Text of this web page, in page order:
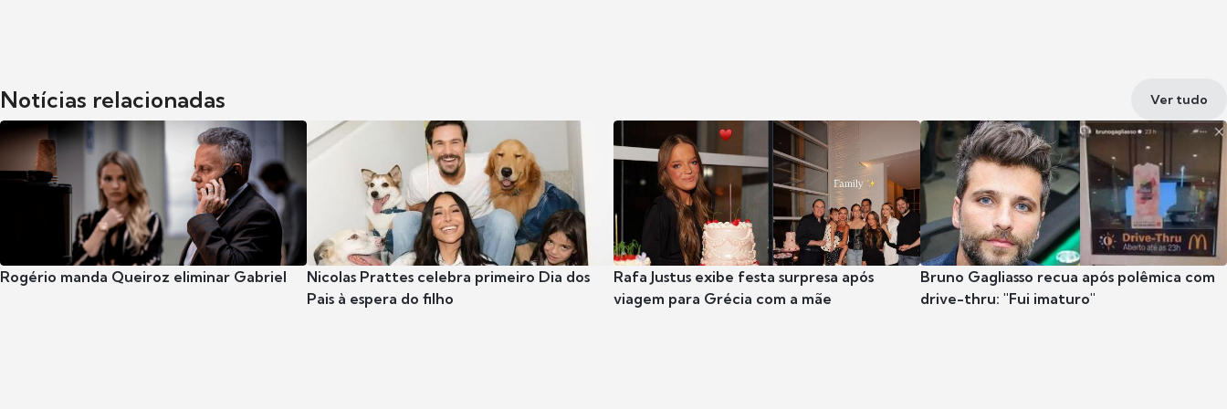
Notícias relacionadas Ver tudo
Rogério manda Queiroz eliminar Gabriel
Nicolas Prattes celebra primeiro Dia dos
Pais à espera do filho
Rafa Justus exibe festa surpresa após
viagem para Grécia com a mãe
Bruno Gagliasso recua após polêmica com
drive-thru: "Fui imaturo"